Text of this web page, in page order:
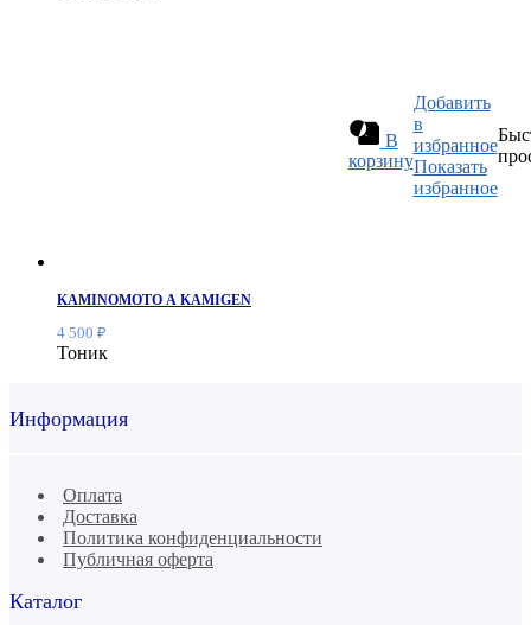
В
корзину
Добавить
в
избранное
Показать
избранное
KAMINOMOTO А KAMIGEN
4 500 ₽
Тоник
Информация
Оплата
Доставка
Политика конфиденциальности
Публичная оферта
Каталог